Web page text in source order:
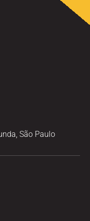
São Paulo